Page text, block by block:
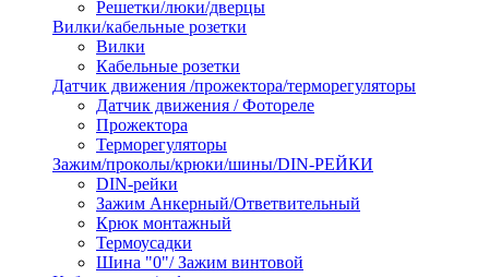
Решетки/люки/дверцы
Вилки/кабельные розетки
Вилки
Кабельные розетки
Датчик движения /прожектора/терморегуляторы
Датчик движения / Фотореле
Прожектора
Терморегуляторы
Зажим/проколы/крюки/шины/DIN-РЕЙКИ
DIN-рейки
Зажим Анкерный/Ответвительный
Крюк монтажный
Термоусадки
Шина "0"/ Зажим винтовой